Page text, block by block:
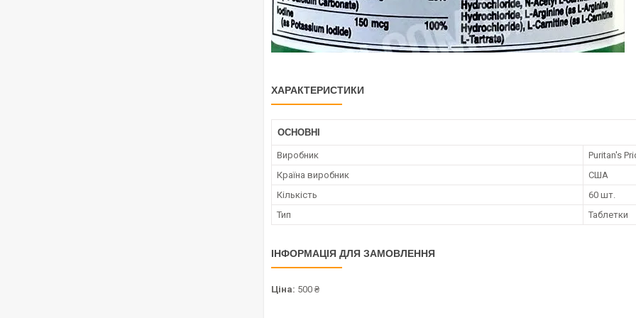
ХАРАКТЕРИСТИКИ
ОСНОВНІ
Виробник
Puritan's
Країна виробник
США
Кількість
60 шт.
Тип
Таблетки
ІНФОРМАЦІЯ ДЛЯ ЗАМОВЛЕННЯ
Ціна: 500 ₴